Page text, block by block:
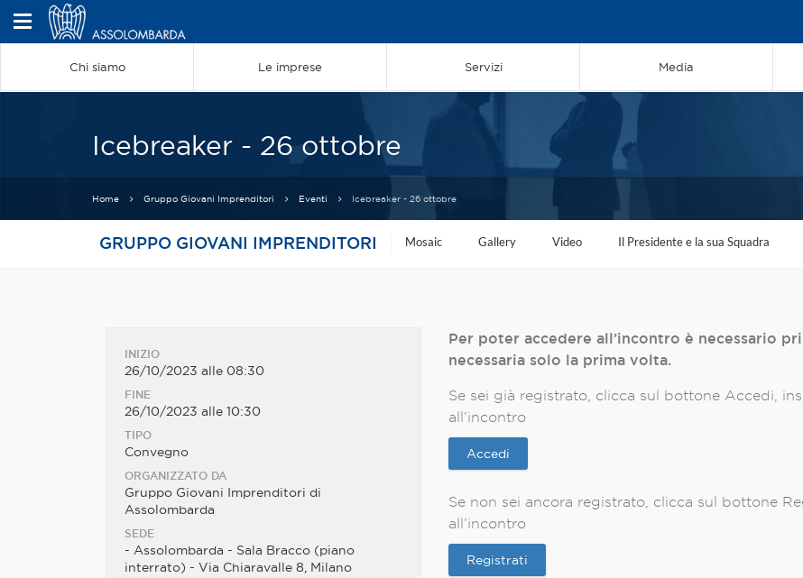
Chi siamo Le imprese Servizi Media
Icebreaker - 26 ottobre
Home Gruppo Giovani Imprenditori Eventi Icebreaker - 26 ottobre
GRUPPO GIOVANI IMPRENDITORI Mosaic Gallery Video Il Presidente e la sua Squadra
INIZIO
26/10/2023 alle 08:30
FINE
26/10/2023 alle 10:30
TIPO
Convegno
ORGANIZZATO DA
Gruppo Giovani Imprenditori di
Assolombarda
SEDE
- Assolombarda - Sala Bracco (piano
interrato) - Via Chiaravalle 8, Milano
Per poter accedere all’incontro è necessario
necessaria solo la prima volta.
Se sei già registrato, clicca sul bottone Accedi,
all’incontro
Accedi
Se non sei ancora registrato, clicca sul bottone
all’incontro
Registrati